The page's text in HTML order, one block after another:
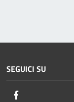
SEGUICI SU